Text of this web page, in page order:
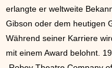
erlangte er weltweite
Gibson oder dem heutigen
Während seiner Karriere
mit einem Award belohnt.